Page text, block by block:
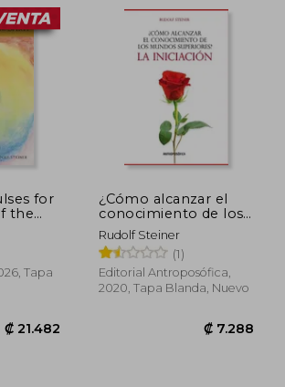
del mundo de Johann Wolfgang
según la cual el pensamiento es
órgano de percepción al igual que el
o el oído. Del mismo modo que el ojo
colores y el oído sonidos, así el
percibe ideas.
for
the
Tapa
¿Cómo alcanzar el
conocimiento de los
mundos superiores?:
La iniciación
Rudolf Steiner
(1)
Editorial Antroposófica,
2020, Tapa Blanda, Nuevo